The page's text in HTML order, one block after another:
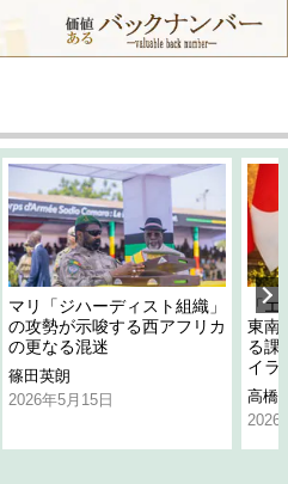
マリ「ジハーディスト組織」
の攻勢が示唆する西アフリカ
の更なる混迷
篠田英朗
2026年5月15日
「
東南
る課
イラ
高橋
2026